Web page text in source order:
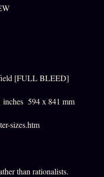
[FULL BLEED]
594 x 841 mm
sizes.htm
than rationalists.